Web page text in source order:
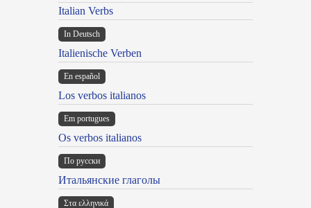
Italian Verbs
In Deutsch
Italienische Verben
En español
Los verbos italianos
Em portugues
Os verbos italianos
По русски
Итальянские глаголы
Στα ελληνικά